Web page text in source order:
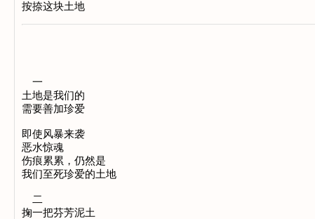
按捺这块土地
一
土地是我们的
需要善加珍爱
即使风暴来袭
恶水惊魂
伤痕累累，仍然是
我们至死珍爱的土地
二
掬一把芬芳泥土